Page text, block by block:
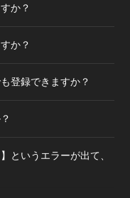
か？
か？
登録できますか？
というエラーが出て、